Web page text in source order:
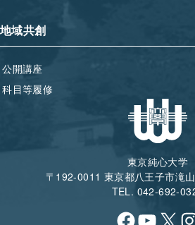
地域共創
公開講座
科目等履修
東京純心大学
〒192-0011 東京都八王子市滝
TEL. 042-692-
Facebook
X